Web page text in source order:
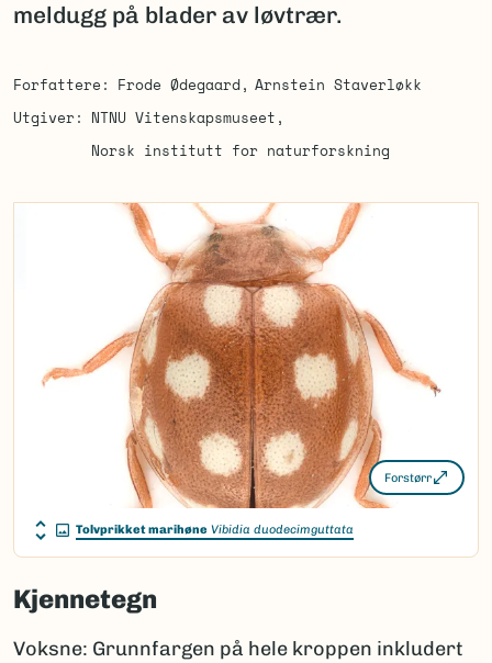
meldugg på blader av løvtrær.
Forfattere Frode Ødegaard
Arnstein Staverløkk
Utgiver
NTNU Vitenskapsmuseet
Norsk institutt for naturforskning
Forstørr
Tolvprikket marihøne Vibidia duodecimguttata
Kjennetegn
Voksne: Grunnfargen på hele kroppen inkludert